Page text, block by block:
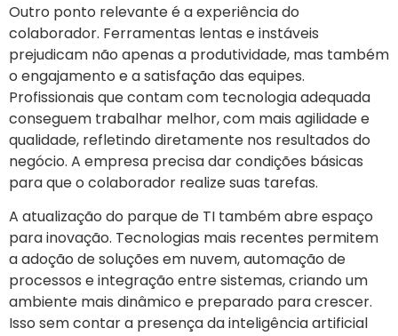
Outro ponto relevante é a experiência do
colaborador. Ferramentas lentas e instáveis
prejudicam não apenas a produtividade, mas também
o engajamento e a satisfação das equipes.
Profissionais que contam com tecnologia adequada
conseguem trabalhar melhor, com mais agilidade e
qualidade, refletindo diretamente nos resultados do
negócio. A empresa precisa dar condições básicas
para que o colaborador realize suas tarefas.
A atualização do parque de TI também abre espaço
para inovação. Tecnologias mais recentes permitem
a adoção de soluções em nuvem, automação de
processos e integração entre sistemas, criando um
ambiente mais dinâmico e preparado para crescer.
Isso sem contar a presença da inteligência artificial